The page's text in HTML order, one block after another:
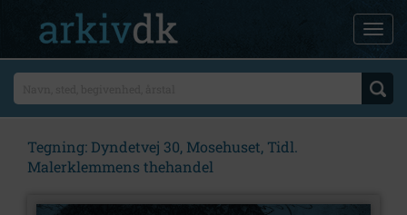
Tegning: Dyndetvej 30, Mosehuset, Tidl.
Malerklemmens thehandel